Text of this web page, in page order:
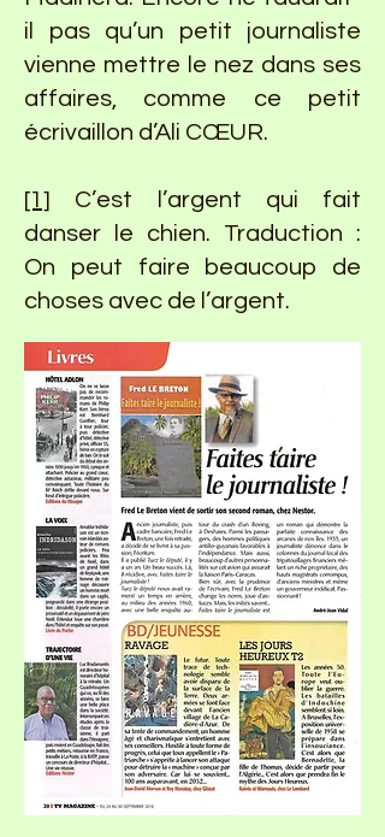
il pas qu’un petit journaliste
vienne mettre le nez dans ses
affaires, comme ce petit
écrivaillon d’Ali CŒUR.
[1]
C’est l’argent qui fait
danser le chien. Traduction :
On peut faire beaucoup de
choses avec de l’argent.